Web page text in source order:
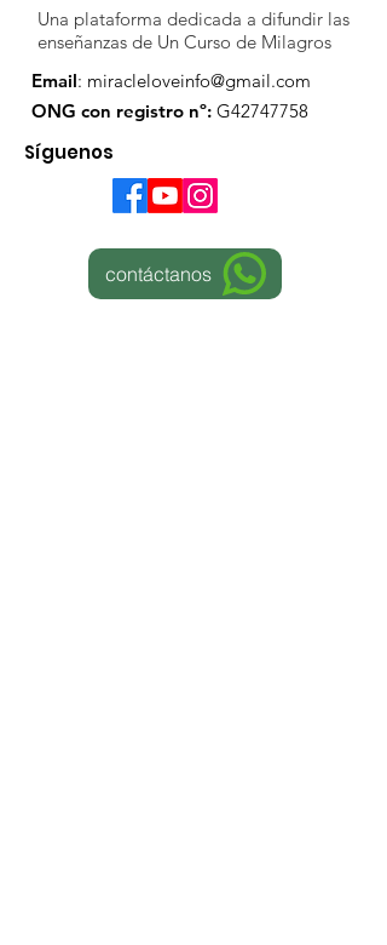
Una plataforma dedicada a difundir las
enseñanzas de Un Curso de Milagros
Email: miracleloveinfo@gmail.com
ONG con registro nº: G42747758
Síguenos
contáctanos